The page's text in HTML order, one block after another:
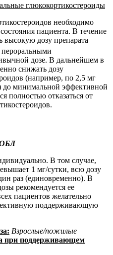
глюкокортикостероиды
необходимо
пациента. В течение
высокую дозу препарата
дозе. В дальнейшем в
снижать дозу
(например, по 2,5 мг
до минимальной эффективной
полностью отказаться от
В том случае,
1 мг/сутки, всю дозу
раз (единовременно). В
рекомендуется ее
пациентов желательно
поддерживающую
Взрослые/пожилые
при поддерживающем